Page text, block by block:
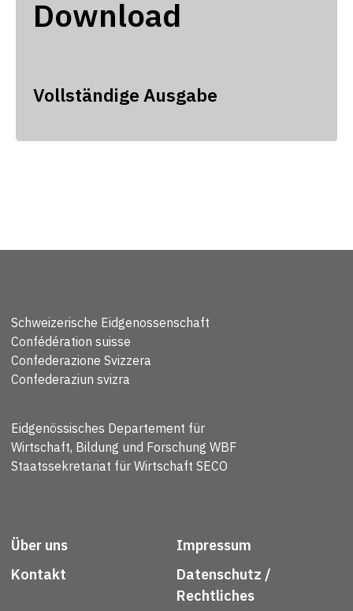
Download
Vollständige Ausgabe
Schweizerische Eidgenossenschaft
Confédération suisse
Confederazione Svizzera
Confederaziun svizra
Eidgenössisches Departement für
Wirtschaft, Bildung und Forschung WBF
Staatssekretariat für Wirtschaft SECO
Über uns
Kontakt
Impressum
Datenschutz /
Rechtliches